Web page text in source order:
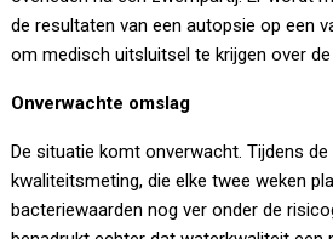
de resultaten van een autopsie op een
om medisch uitsluitsel te krijgen over
Onverwachte omslag
De situatie komt onverwacht. Tijdens de
kwaliteitsmeting, die elke twee weken
bacteriewaarden nog ver onder de